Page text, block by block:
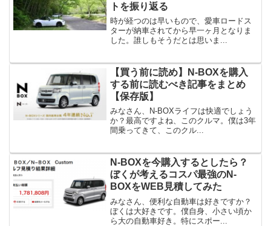
トを振り返る
時が経つのは早いもので、愛車ロードス
ターが納車されてから早一ヶ月となりま
した。誰しもそうだとは思いま...
【買う前に読め】N-BOXを購入
する前に読むべき記事をまとめ
【保存版】
みなさん、N-BOXライフは快適でしょう
か？最高ですよね、このクルマ。僕は3年
間乗ってきて、このクル...
N-BOXを今購入するとしたら？
ぼくが考えるコスパ最強のN-
BOXをWEB見積してみた
みなさん、便利な自動車は好きですか？
ぼくは大好きです。僕自身、小さい頃か
ら大の自動車好き。特にスポー...